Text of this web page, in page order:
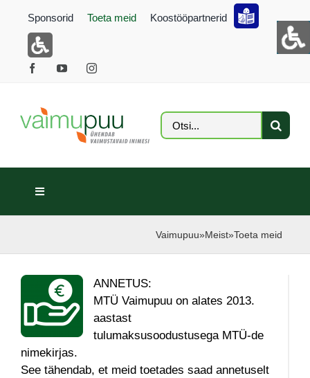
content
Sponsorid Toeta meid Koostööpartnerid
Search
for:
Toggle
GALERII
FOTOKONKURSS
LIHTNE KEEL
VAIMUTÖÖ
Vaimupuu»Meist»Toeta meid
ANNETUS:
MTÜ Vaimupuu on alates 2013.
aastast
tulumaksusoodustusega MTÜ-de
nimekirjas.
See tähendab, et meid toetades saad annetuselt